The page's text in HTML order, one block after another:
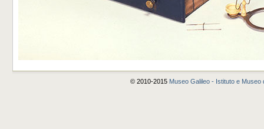
© 2010-2015 Museo Galileo - Istituto e Museo